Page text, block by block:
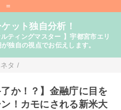
=
ット独自分析！
ティングマスター 】宇都宮市エリ
独自の視点でお伝えします。
タ /
か！？】金融庁に目を
！カモにされる新米大